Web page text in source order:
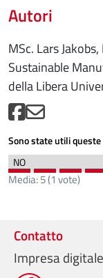
Autori
MSc. Lars
Sustainable
della Libera
Sono state utili
Media:5(1 vote)
Contatto
Impresa